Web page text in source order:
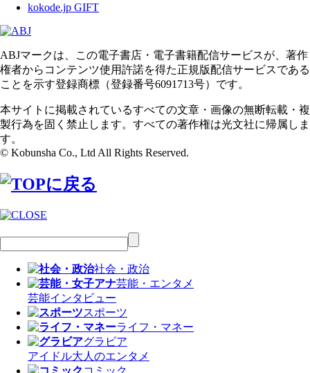
kokode.jp GIFT
ABJマークは、この電子書店・電子書籍配信サービスが、著作
権者からコンテンツ使用許諾を得た正規版配信サービスである
ことを示す登録商標（登録番号6091713号）です。
本サイトに掲載されているすべての文章・画像の無断転載・複
製行為を固く禁止します。すべての著作権は光文社に帰属しま
す。
© Kobunsha Co., Ltd All Rights Reserved.
社会・政治
芸能・エンタメ
芸能インタビュー
スポーツ
ライフ・マネー
グラビア
アイドル大人のエンタメ
コミック